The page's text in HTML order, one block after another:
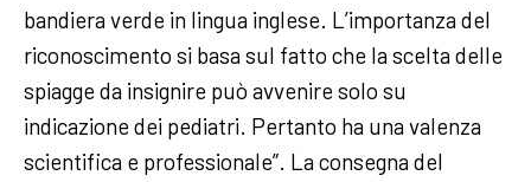
bandiera verde in lingua inglese. L’importanza del
riconoscimento si basa sul fatto che la scelta delle
spiagge da insignire può avvenire solo su
indicazione dei pediatri. Pertanto ha una valenza
scientifica e professionale”. La consegna del